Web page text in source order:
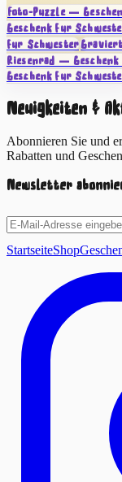
Foto-Puzzle —
Geschenk für
für Schwester
Riesenrad —
Geschenk für
Neuigkeiten &
Abonnieren Sie und
Rabatten und
Newsletter
StartseiteShop